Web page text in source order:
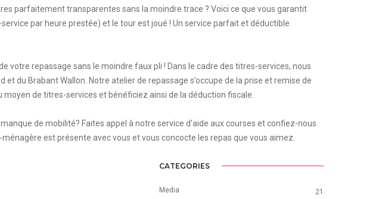
parfaitement transparentes sans la moindre trace ? Voici ce que vous garantit
par heure prestée) et le tour est joué ! Un service parfait et déductible
votre repassage sans le moindre faux pli ! Dans le cadre des titres-services, nous
du Brabant Wallon. Notre atelier de repassage s’occupe de la prise et remise de
de titres-services et bénéficiez ainsi de la déduction fiscale.
de mobilité? Faites appel à notre service d'aide aux courses et confiez-nous
est présente avec vous et vous concocte les repas que vous aimez.
CATEGORIES
Media 21